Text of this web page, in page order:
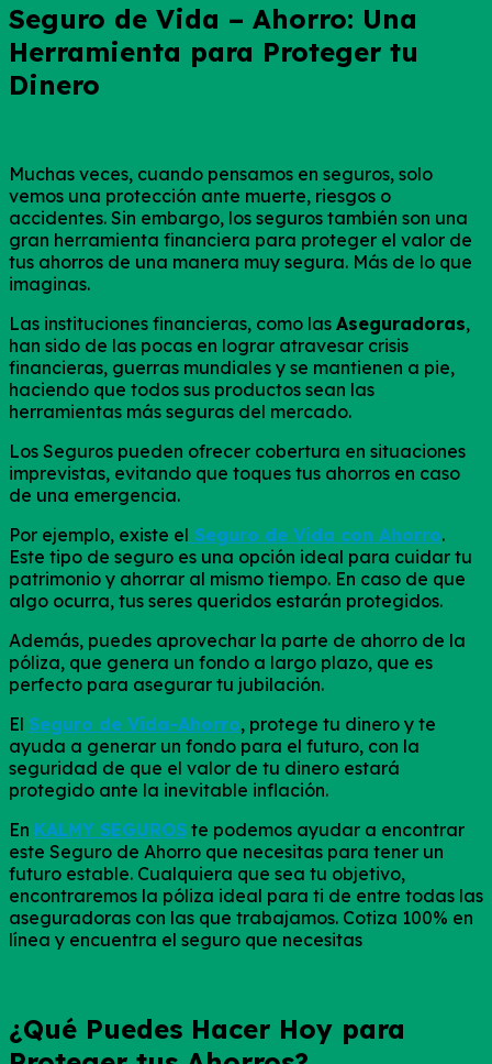
Seguro de Vida – Ahorro: Una
Herramienta para Proteger tu
Dinero
Muchas veces, cuando pensamos en seguros, solo
vemos una protección ante muerte, riesgos o
accidentes. Sin embargo, los seguros también son una
gran herramienta financiera para proteger el valor de
tus ahorros de una manera muy segura. Más de lo que
imaginas.
Las instituciones financieras, como las Aseguradoras,
han sido de las pocas en lograr atravesar crisis
financieras, guerras mundiales y se mantienen a pie,
haciendo que todos sus productos sean las
herramientas más seguras del mercado.
Los Seguros pueden ofrecer cobertura en situaciones
imprevistas, evitando que toques tus ahorros en caso
de una emergencia.
Por ejemplo, existe el Seguro de Vida con Ahorro.
Este tipo de seguro es una opción ideal para cuidar tu
patrimonio y ahorrar al mismo tiempo. En caso de que
algo ocurra, tus seres queridos estarán protegidos.
Además, puedes aprovechar la parte de ahorro de la
póliza, que genera un fondo a largo plazo, que es
perfecto para asegurar tu jubilación.
El Seguro de Vida-Ahorro, protege tu dinero y te
ayuda a generar un fondo para el futuro, con la
seguridad de que el valor de tu dinero estará
protegido ante la inevitable inflación.
En KALMY SEGUROS te podemos ayudar a encontrar
este Seguro de Ahorro que necesitas para tener un
futuro estable. Cualquiera que sea tu objetivo,
encontraremos la póliza ideal para ti de entre todas las
aseguradoras con las que trabajamos. Cotiza 100% en
línea y encuentra el seguro que necesitas
¿Qué Puedes Hacer Hoy para